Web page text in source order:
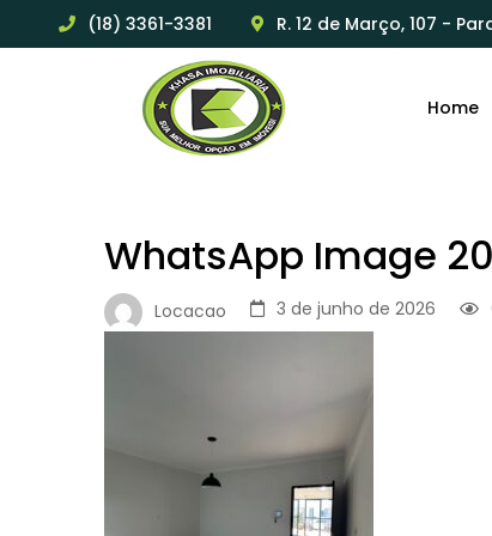
(18) 3361-3381 R. 12 de Março, 107 -
Home
WhatsApp Image
Locacao 3 de junho de 2026